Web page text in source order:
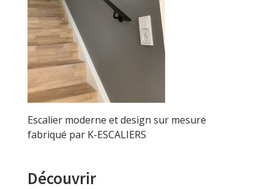
Escalier moderne et design sur mesure
fabriqué par K-ESCALIERS
Découvrir